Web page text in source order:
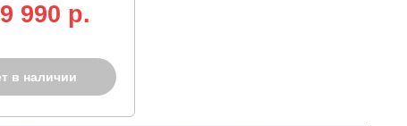
карта
20В / 5.0 Ач)
990 p.
в наличии